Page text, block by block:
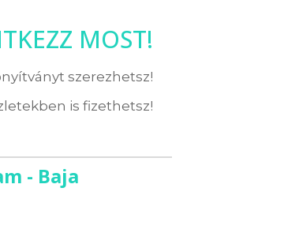
MOST!
szerezhetsz!
is fizethetsz!
- Baja